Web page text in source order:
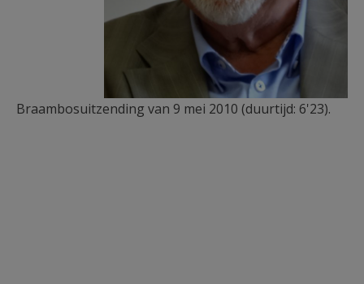
Braambosuitzending van 9 mei 2010 (duurtijd: 6'23).